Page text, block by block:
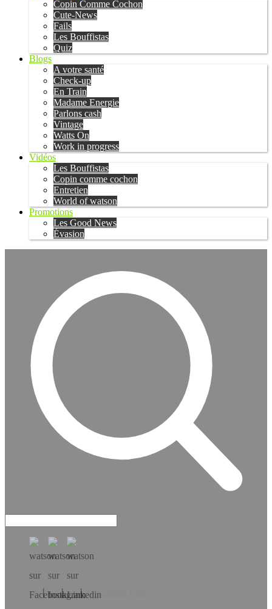
Copin Comme Cochon
Cute-News
Fails
Les Bouffistas
Quiz
Blogs
A votre santé
Check-up
En Train
Madame Energie
Parlons cash
Vintage
Watts On
Work in progress
Vidéos
Les Bouffistas
Copin comme cochon
Entretien
World of watson
Promotions
Les Good News
Évasion
Téléchargez l’app!